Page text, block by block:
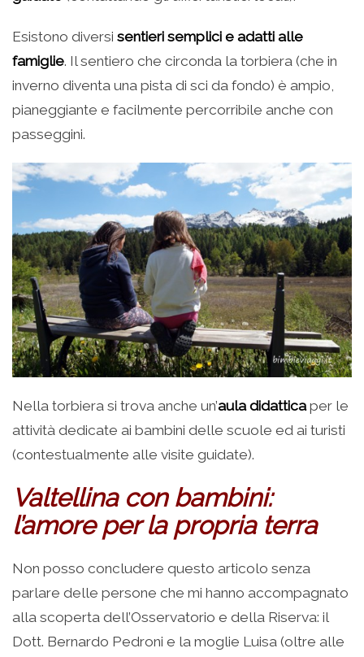
Esistono diversi sentieri semplici e adatti alle
famiglie. Il sentiero che circonda la torbiera (che in
inverno diventa una pista di sci da fondo) è ampio,
pianeggiante e facilmente percorribile anche con
passeggini.
Nella torbiera si trova anche un’aula didatticaper le
attività dedicate ai bambini delle scuole ed ai turisti
(contestualmente alle visite guidate).
Valtellina con bambini:
l’amore per la propria terra
Non posso concludere questo articolo senza
parlare delle persone che mi hanno accompagnato
alla scoperta dell’Osservatorio e della Riserva: il
Dott. Bernardo Pedroni e la moglie Luisa (oltre alle